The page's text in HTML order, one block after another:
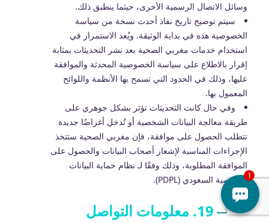
وسائل الاتصال الرسمية الأخرى، حيثما ينطبق ذلك.
سيتم توضيح تاريخ نفاذ أحدث نسخة من سياسة
الخصوصية هذه في بداية الوثيقة. ويُعد الاستمرار في
استخدام خدمات مغربي الصحية بعد نشر التحديثات بمثابة
إقرار بالاطلاع على سياسة الخصوصية المحدثة والموافقة
عليها، وذلك في الحدود التي تسمح بها الأنظمة واللوائح
المعمول بها.
وفي حال كانت التحديثات تؤثر بشكل جوهري على
طريقة معالجة البيانات الشخصية أو تُدخل أغراضًا جديدة
تتطلب الحصول على موافقة، فإن مغربي الصحية ستتخذ
الإجراءات المناسبة لإشعار أصحاب البيانات والحصول على
الموافقة المطلوبة، وذلك وفقًا لـ نظام حماية البيانات
الشخصية السعودي (PDPL).
19. معلومات التواصل